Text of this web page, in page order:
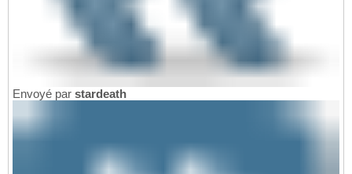
Envoyé par stardeath